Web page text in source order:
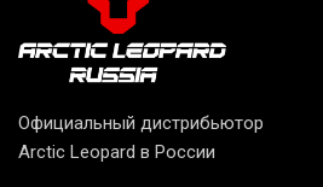
Официальный дистрибьютор
Arctic Leopard в России